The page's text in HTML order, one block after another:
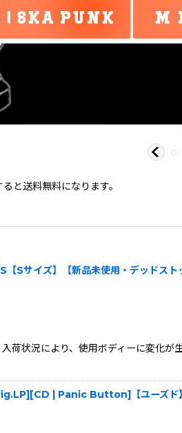
と送料無料になります。
イズ】【新品未使用・デッドスト
荷状況により、使用ボディーに変化
| Panic Button]【ユーズド】